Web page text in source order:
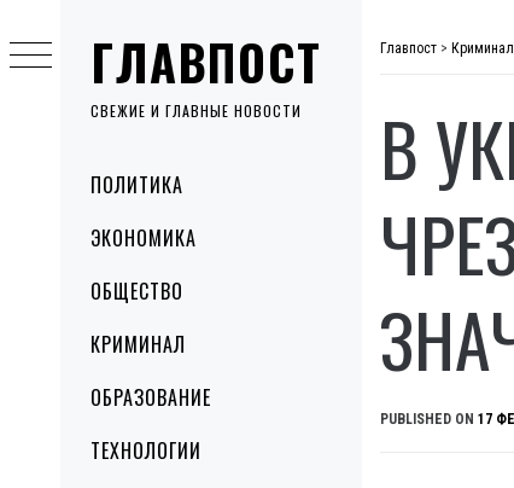
ГЛАВПОСТ
СВЕЖИЕ И ГЛАВНЫЕ НОВОСТИ
MenuПОЛИТИКА
ЭКОНОМИКА
ОБЩЕСТВО
КРИМИНАЛ
ОБРАЗОВАНИЕ
ТЕХНОЛОГИИ
to
content
Главпост > Криминал
В
PUBLISHED ON 17